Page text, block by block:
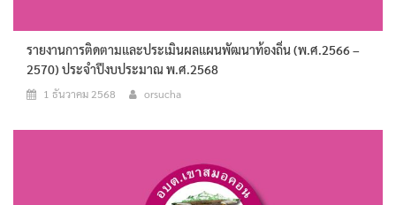
รายงานการติดตามและประเมินผลแผนพัฒนาท้องถิ่น (พ.ศ.2566 –
2570) ประจำปีงบประมาณ พ.ศ.2568
1 ธันวาคม 2568 orsucha